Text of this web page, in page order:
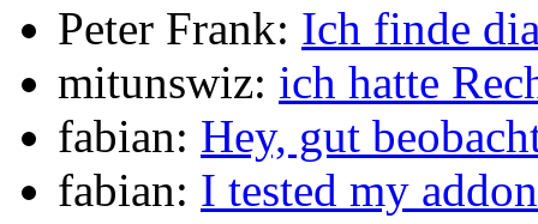
Peter Frank: Ich finde
mitunswiz: ich hatte
fabian: Hey, gut
fabian: I tested my